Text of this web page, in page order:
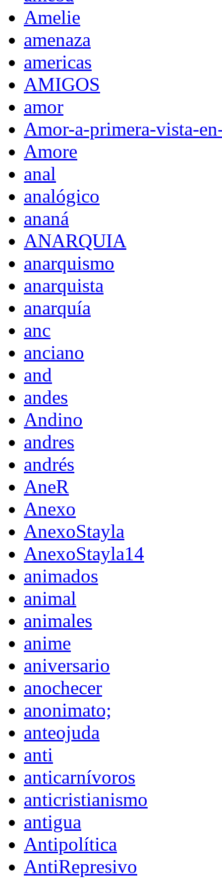
Amelie
amenaza
americas
AMIGOS
amor
Amor-a-primera-vista-
Amore
anal
analógico
ananá
ANARQUIA
anarquismo
anarquista
anarquía
anc
anciano
and
andes
Andino
andres
andrés
AneR
Anexo
AnexoStayla
AnexoStayla14
animados
animal
animales
anime
aniversario
anochecer
anonimato;
anteojuda
anti
anticarnívoros
anticristianismo
antigua
Antipolítica
AntiRepresivo